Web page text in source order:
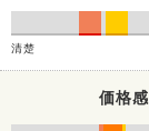
清楚
価格感